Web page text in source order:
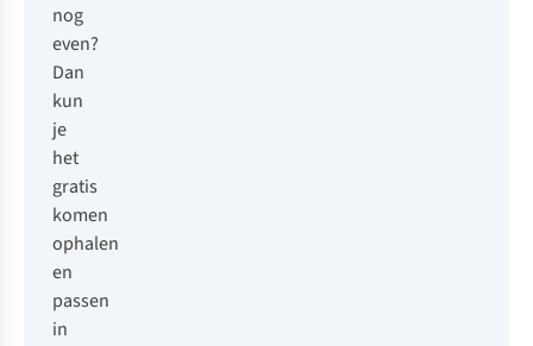
nog
even?
Dan
kun
je
het
gratis
komen
ophalen
en
passen
in